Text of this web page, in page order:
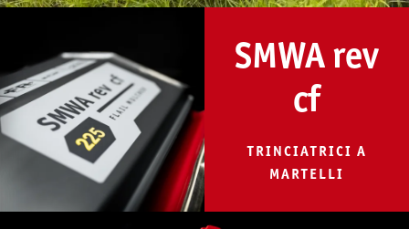
SMWA rev
cf
TRINCIATRICI A
MARTELLI